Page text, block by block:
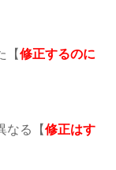
【修正するのに
なる【修正はす